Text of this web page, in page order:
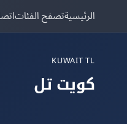
الرئيسيةتصفح الفئات
KUWAIT TL
كويت تل